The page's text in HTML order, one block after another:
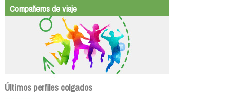
Compañeros de viaje
Últimos perfiles colgados